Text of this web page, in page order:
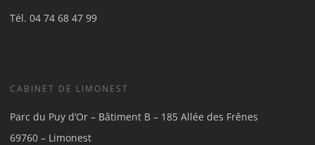
Tél.04 74 68 47 99
CABINET DE LIMONEST
Parc du Puy d’Or – Bâtiment B – 185 Allée des Frênes
69760 – Limonest